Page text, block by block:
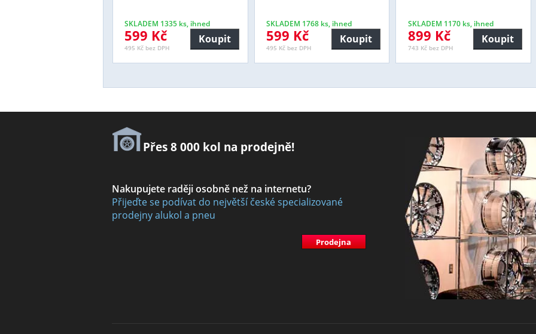
SKLADEM 1335 ks, ihned
599 Kč
495 Kč bez DPH
Koupit
SKLADEM 1768 ks, ihned
599 Kč
495 Kč bez DPH
Koupit
SKLADEM 1170 ks, ihned
899 Kč
743 Kč bez DPH
Koupit
Přes 8 000 kol na prodejně!
Nakupujete raději osobně než na internetu?
Přijeďte se podívat do největší české specializované
prodejny alukol a pneu
Prodejna